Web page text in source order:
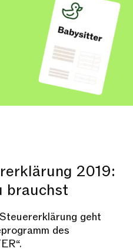
2019:
brauchst
geht
des